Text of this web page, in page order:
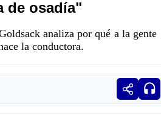
de osadía"
analiza por qué a la gente
la conductora.